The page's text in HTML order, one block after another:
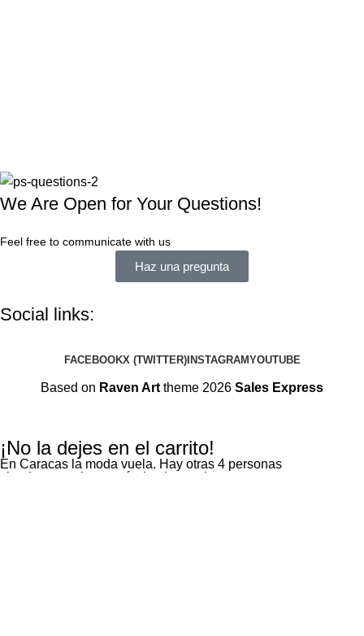
We Are Open for Your Questions!
Feel free to communicate with us
Haz una pregunta
Social links:
FACEBOOKX (TWITTER)INSTAGRAMYOUTUBE
Based on Raven Art theme 2026 Sales Express
¡No la dejes en el carrito!
En Caracas la moda vuela. Hay otras 4 personas
viendo este mismo artículo ahora mismo.